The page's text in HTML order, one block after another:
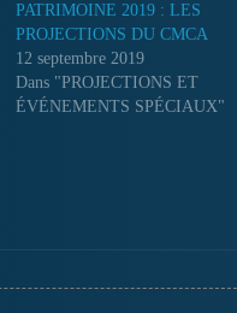
PATRIMOINE 2019 : LES
PROJECTIONS DU CMCA
12 septembre 2019
Dans "PROJECTIONS ET
ÉVÉNEMENTS SPÉCIAUX"